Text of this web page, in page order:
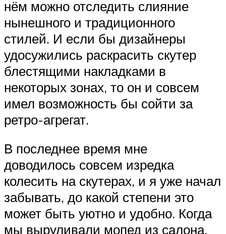
нём можно отследить слияние
нынешного и традиционного
стилей. И если бы дизайнеры
удосужились раскрасить скутер
блестящими накладками в
некоторых зонах, то он и совсем
имел возможность бы сойти за
ретро-агрегат.
В последнее время мне
доводилось совсем изредка
колесить на скутерах, и я уже начал
забывать, до какой степени это
может быть уютно и удобно. Когда
мы выруливали мопед из салона,